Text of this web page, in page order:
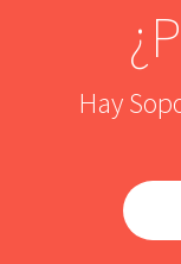
Hay